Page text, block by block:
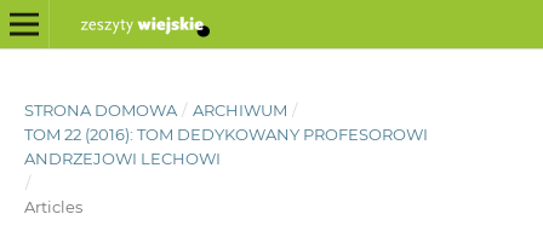
STRONA DOMOWA / ARCHIWUM /
TOM 22 (2016): TOM DEDYKOWANY PROFESOROWI
ANDRZEJOWI LECHOWI
/
Articles